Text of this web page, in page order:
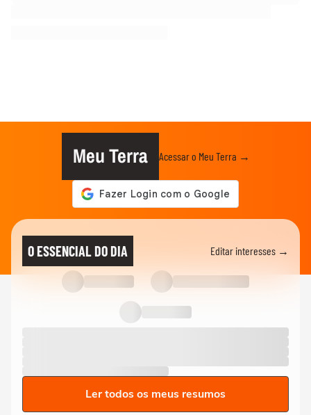
Meu Terra Acessar o Meu Terra →
O ESSENCIAL DO DIA Editar interesses →
Ler todos os meus resumos